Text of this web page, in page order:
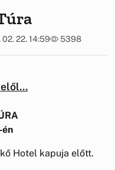
22. 14:59 5398
Hotel kapuja előtt.